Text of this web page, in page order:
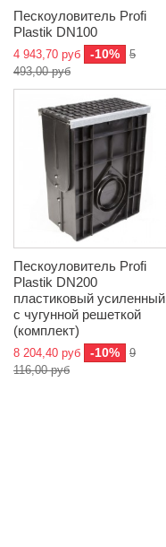
Пескоуловитель Profi
Plastik DN100
4 943,70 руб -10%
5
493,00 руб
Пескоуловитель Profi
Plastik DN200
пластиковый усиленный
с чугунной решеткой
(комплект)
8 204,40 руб -10%
9
116,00 руб